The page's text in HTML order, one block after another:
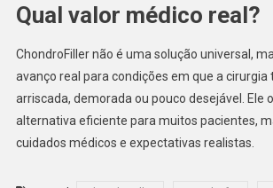
Qual valor médico real?
ChondroFiller não é uma solução universal,
avanço real para condições em que a cirurgia
arriscada, demorada ou pouco desejável. Ele
alternativa eficiente para muitos pacientes,
cuidados médicos e expectativas realistas.